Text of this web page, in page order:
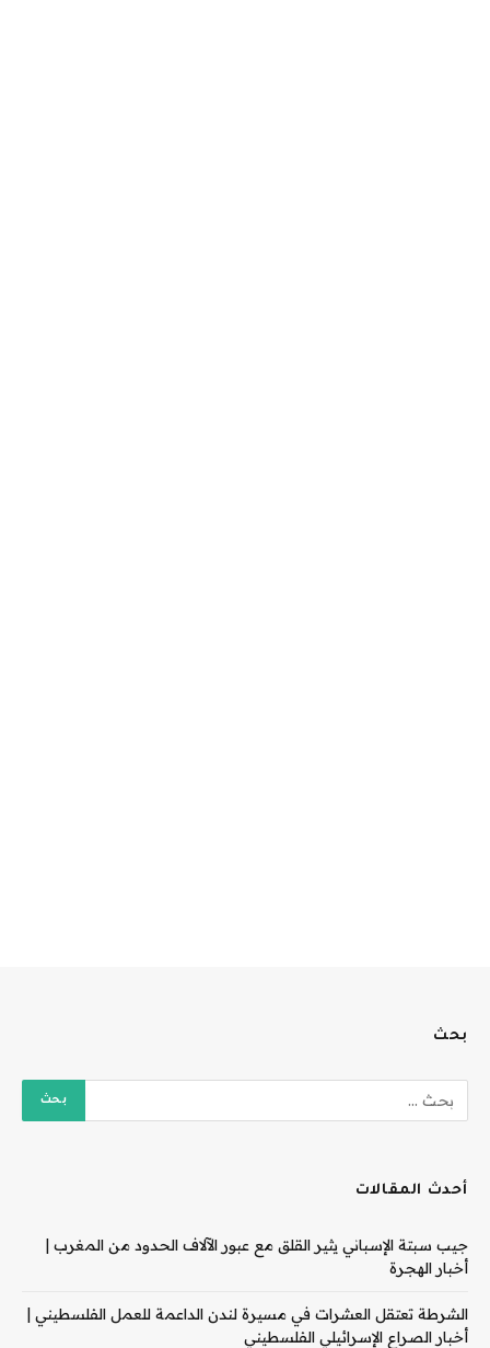
بحث
أحدث المقالات
جيب سبتة الإسباني يثير القلق مع عبور الآلاف الحدود من المغرب |
أخبار الهجرة
الشرطة تعتقل العشرات في مسيرة لندن الداعمة للعمل الفلسطيني |
أخبار الصراع الإسرائيلي الفلسطيني